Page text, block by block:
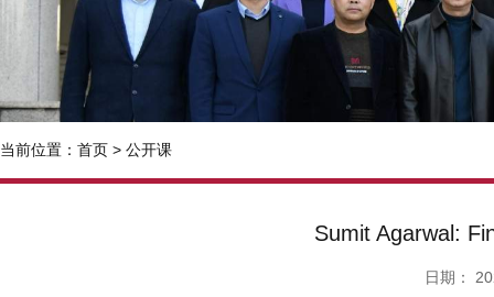
当前位置： 首页 > 公开课
Sumit Agarwal:
日期：